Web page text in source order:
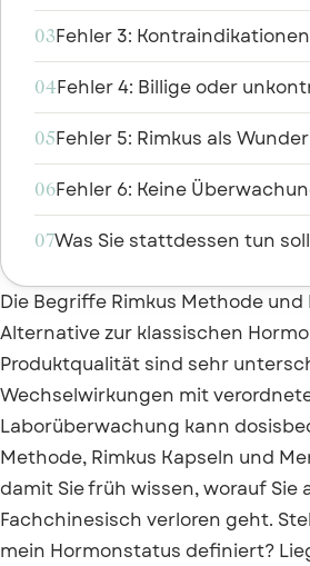
03Fehler 3:
04Fehler 4: Billige oder
05Fehler 5: Rimkus als
06Fehler 6: Keine
07Was Sie stattdessen tun
Die Begriffe Rimkus Methode
Alternative zur klassischen
Produktqualität sind sehr
Wechselwirkungen mit
Laborüberwachung kann
Methode, Rimkus Kapseln und
damit Sie früh wissen, worauf Sie
Fachchinesisch verloren geht.
mein Hormonstatus definiert?